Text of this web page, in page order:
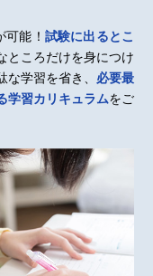
能！ 試験に出るとこ
ところだけを身につけ
学習を省き、 必要最
学習カリキュラムをご